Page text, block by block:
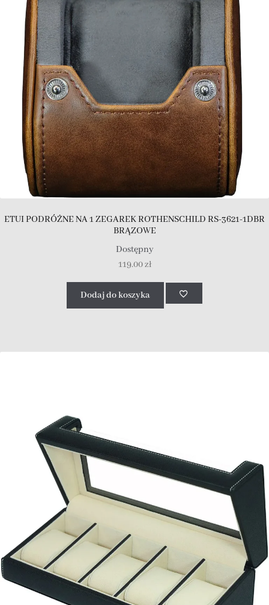
ETUI PODRÓŻNE NA 1 ZEGAREK ROTHENSCHILD RS-3621-1DBR
BRĄZOWE
Dostępny
119.00zł
Dodaj do koszyka